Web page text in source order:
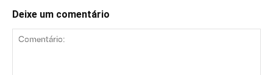
Deixe um comentário